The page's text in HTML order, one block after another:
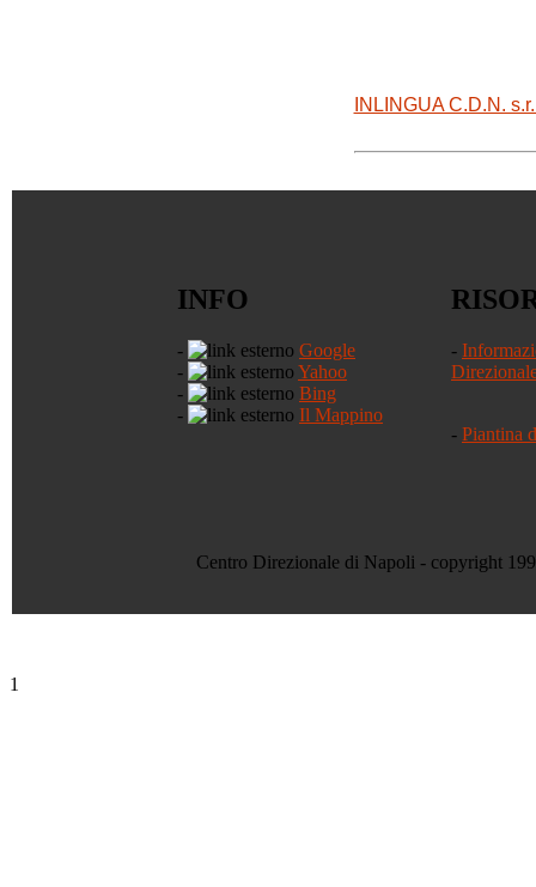
INLINGUA C.D.N.
INFO
-
Google
-
Yahoo
-
Bing
-
Il Mappino
-
- Piantina
Centro Direzionale di Napoli - copyright
1